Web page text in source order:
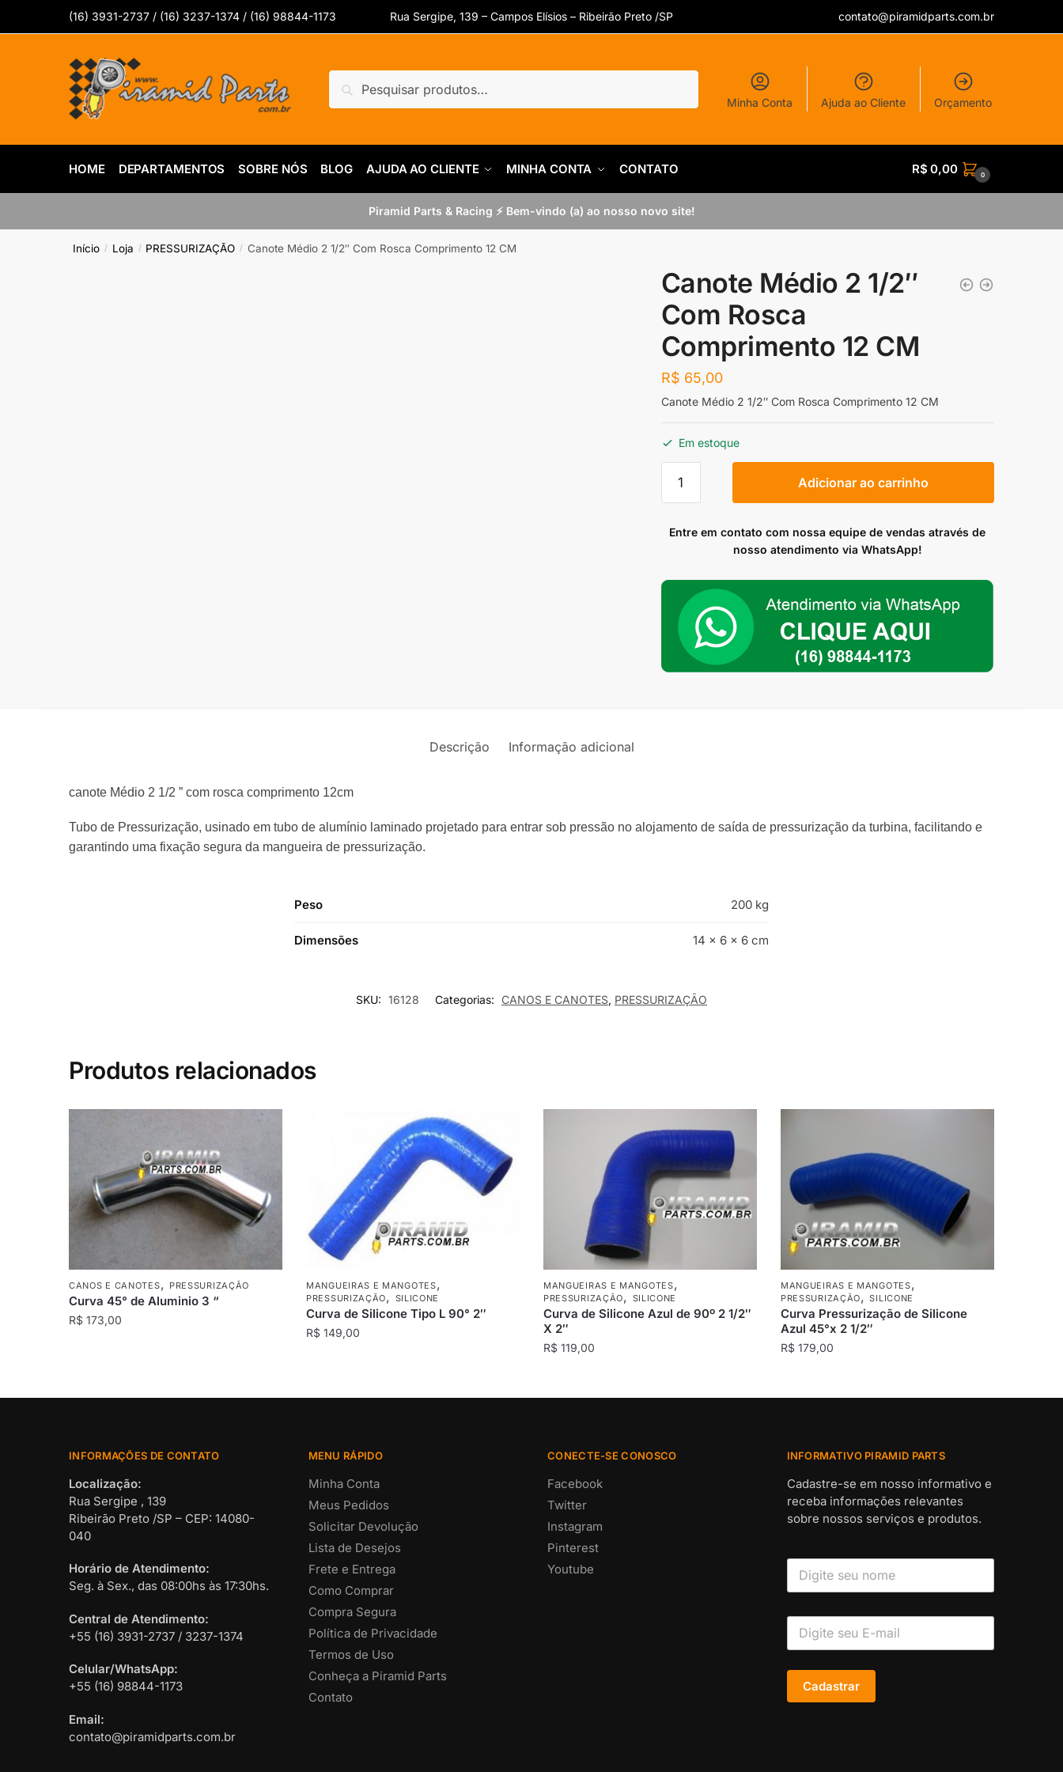
(16) 3931-2737 / (16) 3237-1374 / (16) 98844-1173 Rua Sergipe, 139 – Campos Elísios – Ribeirão Preto /SP contato@piramidparts.com.br
por:
Pesquisar
Minha Conta Ajuda ao Cliente Orçamento
HOME DEPARTAMENTOS SOBRE NÓS BLOG AJUDA AO CLIENTE MINHA CONTA CONTATO R$ 0,00 0
Piramid Parts & Racing ⚡ Bem-vindo (a) ao nosso novo site!
Início / Loja / PRESSURIZAÇÃO / Canote Médio 2 1/2″ Com Rosca Comprimento 12 CM
Canote Médio 2 1/2″
Com Rosca
Comprimento 12 CM
R$ 65,00
Canote Médio 2 1/2″ Com Rosca Comprimento 12 CM
Em estoque
Médio
1/2"
Comprimento
CM
quantidade
Adicionar ao carrinho
Entre em contato com nossa equipe de vendas através de
nosso atendimento via WhatsApp!
Descrição Informação adicional
canote Médio 2 1/2 ” com rosca comprimento 12cm
Tubo de Pressurização, usinado em tubo de alumínio laminado projetado para entrar sob pressão no alojamento de saída de pressurização da turbina, facilitando e
garantindo uma fixação segura da mangueira de pressurização.
Peso 200 kg
Dimensões 14 × 6 × 6 cm
SKU: 16128 Categorias: CANOS E CANOTES, PRESSURIZAÇÃO
Produtos relacionados
CANOS E CANOTES, PRESSURIZAÇÃO
Curva 45° de Aluminio 3 “
R$ 173,00
MANGUEIRAS E MANGOTES,
PRESSURIZAÇÃO, SILICONE
Curva de Silicone Tipo L 90° 2″
R$ 149,00
MANGUEIRAS E MANGOTES,
PRESSURIZAÇÃO, SILICONE
Curva de Silicone Azul de 90º 2 1/2″
X 2″
R$119,00
MANGUEIRAS E MANGOTES,
PRESSURIZAÇÃO,SILICONE
Curva Pressurização de Silicone
Azul 45°x 2 1/2″
R$179,00
INFORMAÇÕES DE CONTATO
Localização:
Rua Sergipe , 139
Ribeirão Preto /SP – CEP: 14080-
040
Horário de Atendimento:
Seg. à Sex., das 08:00hs às 17:30hs.
Central de Atendimento:
+55 (16) 3931-2737 / 3237-1374
Celular/WhatsApp:
+55 (16) 98844-1173
Email:
contato@piramidparts.com.br
MENU RÁPIDO
Minha Conta
Meus Pedidos
Solicitar Devolução
Lista de Desejos
Frete e Entrega
Como Comprar
Compra Segura
Política de Privacidade
Termos de Uso
Conheça a Piramid Parts
Contato
CONECTE-SE CONOSCO
Facebook
Twitter
Instagram
Pinterest
Youtube
INFORMATIVO PIRAMID PARTS
Cadastre-se em nosso informativo e
receba informações relevantes
sobre nossos serviços e produtos.
Cadastrar